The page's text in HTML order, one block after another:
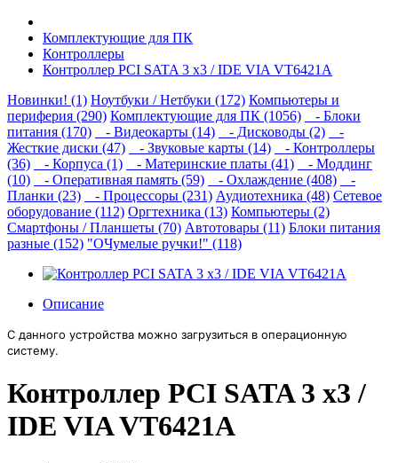
Комплектующие для ПК
Контроллеры
Контроллер PCI SATA 3 x3 / IDE VIA VT6421A
Новинки! (1) Ноутбуки / Нетбуки (172) Компьютеры и
периферия (290) Комплектующие для ПК (1056)
- Блоки
питания (170)
- Видеокарты (14) - Дисководы (2)
-
Жесткие диски (47)
- Звуковые карты (14)
- Контроллеры
(36)
- Корпуса (1) - Материнские платы (41)
- Моддинг
(10)
- Оперативная память (59) - Охлаждение (408)
-
Планки (23)
- Процессоры (231) Аудиотехника (48) Сетевое
оборудование (112) Оргтехника (13) Компьютеры (2)
Смартфоны / Планшеты (70) Автотовары (11) Блоки питания
разные (152) "ОЧумелые ручки!" (118)
Описание
C данного устройства можно загрузиться в операционную
систему.
Контроллер PCI SATA 3 x3 /
IDE VIA VT6421A